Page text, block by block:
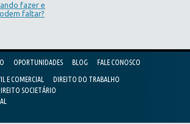
fazer e
faltar?
OPORTUNIDADES BLOG FALE CONOSCO
E COMERCIAL
DIREITO DO TRABALHO
SOCIETÁRIO